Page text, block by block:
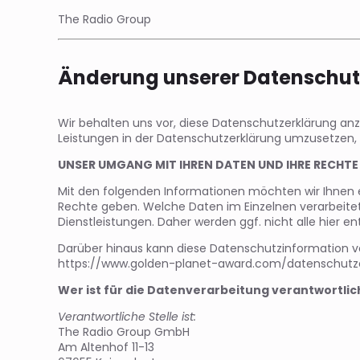
The Radio Group
Änderung unserer
Wir behalten uns vor, diese Datenschutzerklärung
Leistungen in der Datenschutzerklärung
UNSER UMGANG MIT IHREN DATEN UND IHRE
Mit den folgenden Informationen möchten wir Ihnen
Rechte geben. Welche Daten im Einzelnen
Dienstleistungen. Daher werden ggf. nicht alle hier
Darüber hinaus kann diese Datenschutzinformation
https://www.golden-planet-award.com/
Wer ist für die Datenverarbeitung
Verantwortliche Stelle ist:
The Radio Group GmbH
Am Altenhof 11-13